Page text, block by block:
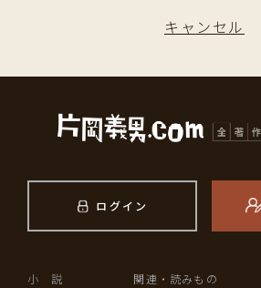
キャンセル
ログイン
小 説 関連・読みもの